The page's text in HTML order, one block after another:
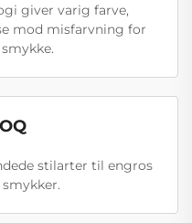
giver varig farve,
mod misfarvning for
stilarter til engros